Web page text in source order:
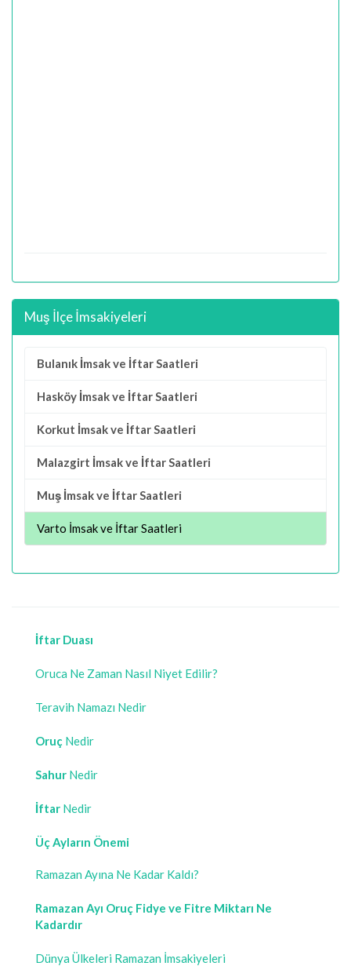
Muş İlçe İmsakiyeleri
Bulanık İmsak ve İftar Saatleri
Hasköy İmsak ve İftar Saatleri
Korkut İmsak ve İftar Saatleri
Malazgirt İmsak ve İftar Saatleri
Muş İmsak ve İftar Saatleri
Varto İmsak ve İftar Saatleri
İftar Duası
Oruca Ne Zaman Nasıl Niyet Edilir?
Teravih Namazı Nedir
Oruç Nedir
Sahur Nedir
İftar Nedir
Üç Ayların Önemi
Ramazan Ayına Ne Kadar Kaldı?
Ramazan Ayı Oruç Fidye ve Fitre Miktarı Ne
Kadardır
Dünya Ülkeleri Ramazan İmsakiyeleri